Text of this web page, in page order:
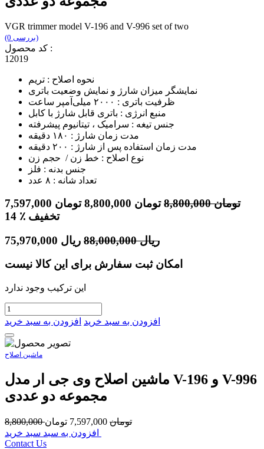
VGR trimmer model V-196 and V-996 set of two
(0 بررسی)
کد محصول :
12019
نحوه اصلاح : تریم
نمایشگر میزان شارژ و نمایش وضعیت باتری
ظرفیت باتری : ۲۰۰۰ میلی‌آمپر ساعت
منبع انرژی : باتری قابل شارژ با کابل
جنس تیغه : سرامیک ، تیتانیوم پیشرفته
مدت زمان شارژ : ۱۸۰ دقیقه
مدت زمان استفاده پس از شارژ : ۲۰۰ دقیقه
نوع اصلاح : خط زن / حجم زن
جنس بدنه : فلز
تعداد شانه : ۸ عدد
7,597,000 تومان 8,800,000تومان 8,800,000 تومان
14
٪ تخفیف
75,970,000 ریال 88,000,000 ریال
امکان ثبت سفارش برای این کالا نیست
این ترکیب وجود ندارد
افزودن به سبد خرید افزودن به سبد خرید
ماشین اصلاح
ماشین اصلاح وی جی ار مدل V-196 و V-996
مجموعه دو عددی
8,800,000 تومان 7,597,000 تومان
Contact Us